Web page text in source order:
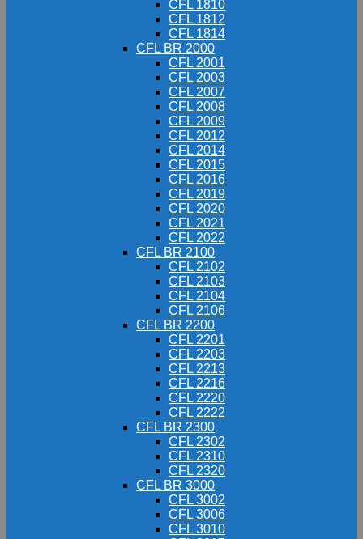
CFL 1810
CFL 1812
CFL 1814
CFL BR 2000
CFL 2001
CFL 2003
CFL 2007
CFL 2008
CFL 2009
CFL 2012
CFL 2014
CFL 2015
CFL 2016
CFL 2019
CFL 2020
CFL 2021
CFL 2022
CFL BR 2100
CFL 2102
CFL 2103
CFL 2104
CFL 2106
CFL BR 2200
CFL 2201
CFL 2203
CFL 2213
CFL 2216
CFL 2220
CFL 2222
CFL BR 2300
CFL 2302
CFL 2310
CFL 2320
CFL BR 3000
CFL 3002
CFL 3006
CFL 3010